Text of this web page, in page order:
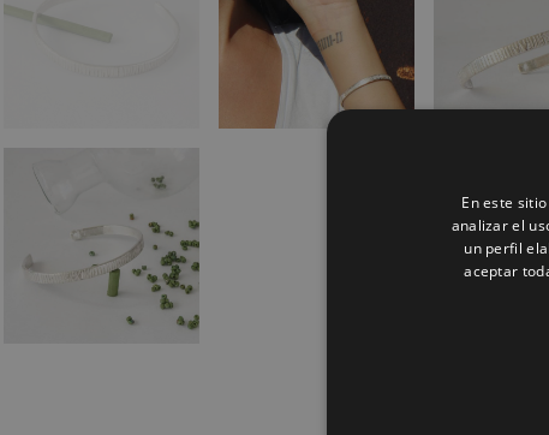
En este
analizar el
un perfil
aceptar